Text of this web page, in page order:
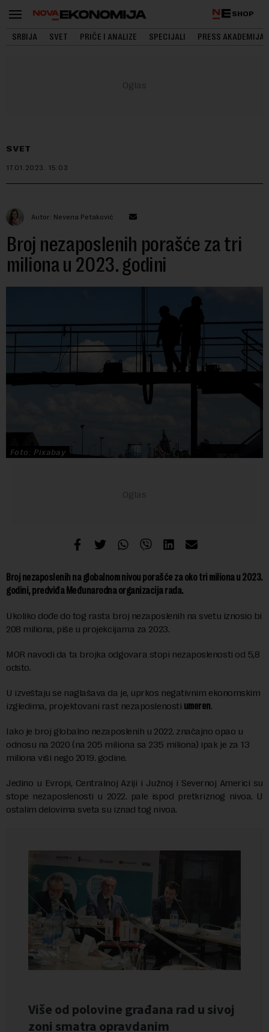
SHOP
SRBIJA SVET PRIČE I ANALIZE SPECIJALI PRESS AKADEMIJA
SVET
17.01.2023. 15:03
Autor: Nevena Petaković
Broj nezaposlenih porašće za tri
miliona u 2023. godini
Foto: Pixabay
Broj nezaposlenih na globalnom nivou porašće za oko tri miliona u 2023.
godini, predviđa Međunarodna organizacija rada.
Ukoliko dođe do tog rasta broj nezaposlenih na svetu iznosio bi
208 miliona, piše u projekcijama za 2023.
MOR navodi da ta brojka odgovara stopi nezaposlenosti od 5,8
odsto.
U izveštaju se naglašava da je, uprkos negativnim ekonomskim
izgledima, projektovani rast nezaposlenosti umeren.
Iako je broj globalno nezaposlenih u 2022. značajno opao u
odnosu na 2020 (na 205 miliona sa 235 miliona) ipak je za 13
miliona viši nego 2019. godine.
Jedino u Evropi, Centralnoj Aziji i Južnoj i Severnoj Americi su
stope nezaposlenosti u 2022. pale ispod pretkriznog nivoa. U
ostalim delovima sveta su iznad tog nivoa.